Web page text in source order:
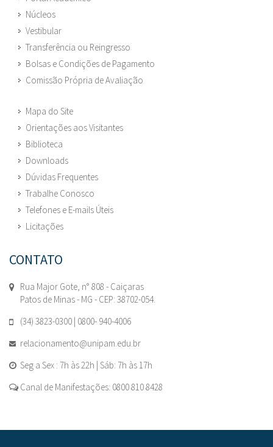
Núcleos
Vestibular
Transferência ou Reingresso
Bolsas e Condições de Pagamento
Comissão Própria de Avaliação
Mapa do Site
Orientações aos Visitantes
Biblioteca
Downloads
Dúvidas Frequentes
Trabalhe Conosco
Telefones e E-mails Úteis
Licitações
CONTATO
Rua Major Gote, n° 808 - Caiçaras
Patos de Minas - MG - CEP: 38702-054.
(34) 3823-0300 | 0800- 940-4006
relacionamento@unipam.edu.br
Seg a Sex : 7h às 22h | Sáb: 7h às 17h
Canal de Manifestações: 0800 810 8428